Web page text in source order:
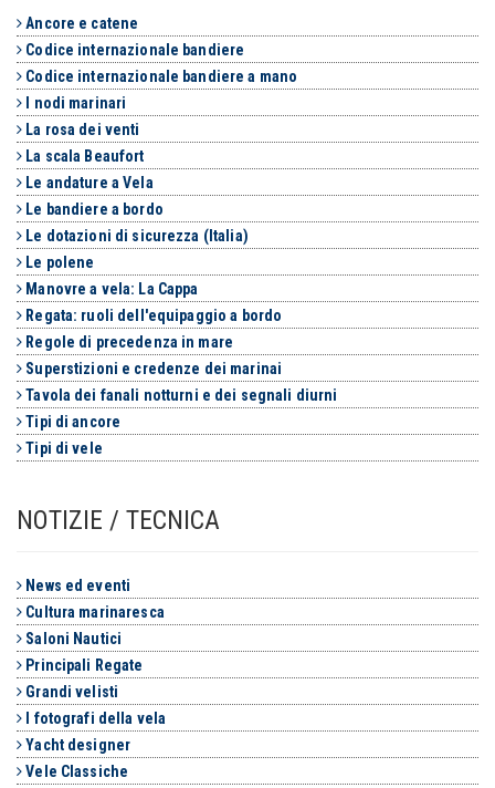
Ancore e catene
Codice internazionale bandiere
Codice internazionale bandiere a mano
I nodi marinari
La rosa dei venti
La scala Beaufort
Le andature a Vela
Le bandiere a bordo
Le dotazioni di sicurezza (Italia)
Le polene
Manovre a vela: La Cappa
Regata: ruoli dell'equipaggio a bordo
Regole di precedenza in mare
Superstizioni e credenze dei marinai
Tavola dei fanali notturni e dei segnali diurni
Tipi di ancore
Tipi di vele
NOTIZIE / TECNICA
News ed eventi
Cultura marinaresca
Saloni Nautici
Principali Regate
Grandi velisti
I fotografi della vela
Yacht designer
Vele Classiche